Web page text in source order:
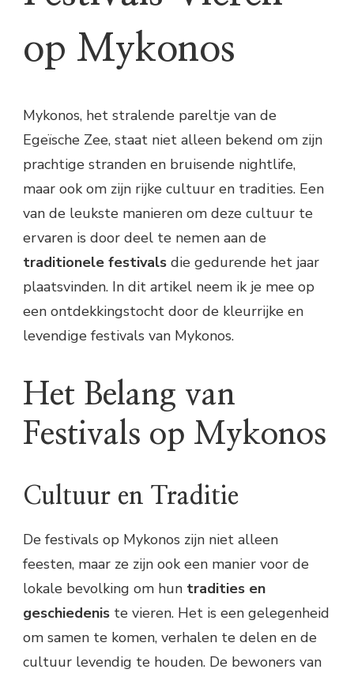
op Mykonos
Mykonos, het stralende pareltje van de
Egeïsche Zee, staat niet alleen bekend om zijn
prachtige stranden en bruisende nightlife,
maar ook om zijn rijke cultuur en tradities. Een
van de leukste manieren om deze cultuur te
ervaren is door deel te nemen aan de
traditionele festivals die gedurende het jaar
plaatsvinden. In dit artikel neem ik je mee op
een ontdekkingstocht door de kleurrijke en
levendige festivals van Mykonos.
Het Belang van
Festivals op Mykonos
Cultuur en Traditie
De festivals op Mykonos zijn niet alleen
feesten, maar ze zijn ook een manier voor de
lokale bevolking om hun tradities en
geschiedenis te vieren. Het is een gelegenheid
om samen te komen, verhalen te delen en de
cultuur levendig te houden. De bewoners van